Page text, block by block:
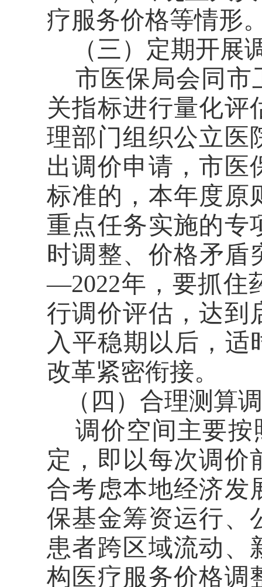
疗服务价格等情形
（三）定期开展
市医保局会同市
关指标进行量化评
理部门组织公立医
出调价申请，市医
标准的，本年度原
重点任务实施的专
时调整、价格矛盾
—2022年，要抓住
行调价评估，达到
入平稳期以后，适
改革紧密衔接。
（四）合理测算
调价空间主要按
定，即以每次调价
合考虑本地经济发
保基金筹资运行、
患者跨区域流动、
构医疗服务价格调